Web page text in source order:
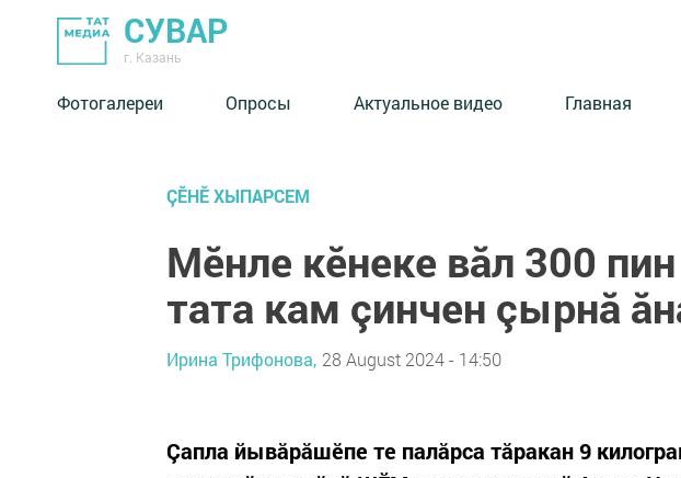
СУВАР
г. Казань
Фотогалереи Опросы Актуальное видео Главная
ÇӖНӖ ХЫПАРСЕМ
Мӗнле кӗнеке вăл 300
тата кам çинчен çырнă
Ирина Трифонова, 28 August 2024 - 14:50
Çапла йывăрăшӗпе те палăрса тăракан 9